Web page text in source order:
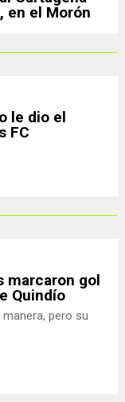
en el Morón
le dio el
FC
marcaron gol
Quindío
pero su